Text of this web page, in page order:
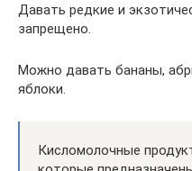
Давать редкие и
запрещено.
Можно давать бананы,
яблоки.
Кисломолочные